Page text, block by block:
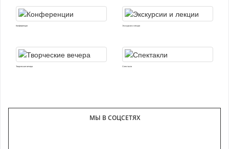
Конференции Экскурсии и лекции
Творческие вечера Спектакли
МЫ В СОЦСЕТЯХ